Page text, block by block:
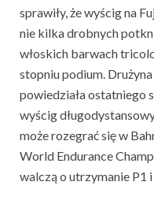
sprawiły, że wyścig na
nie kilka drobnych
włoskich barwach
stopniu podium.
powiedziała ostatniego
wyścig
może rozegrać się w
World Endurance
walczą o utrzymanie P1